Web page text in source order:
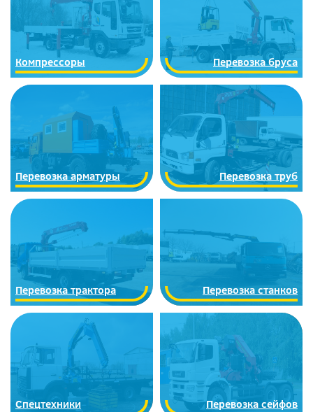
Компрессоры Перевозка бруса
Перевозка арматуры Перевозка труб
Перевозка трактора Перевозка станков
Спецтехники Перевозка сейфов